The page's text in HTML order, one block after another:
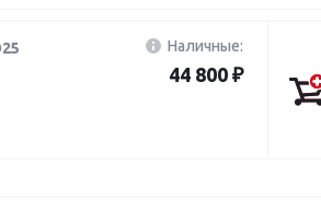
Наличные:
44 800 ₽